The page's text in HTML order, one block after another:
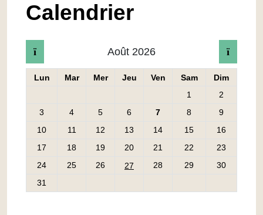
Calendrier
Cliquer pour afficher le mois précédent
Août 2026
LunLundiMarMardiMerMercredi
JeuJeudiVenVendredi
SamSamedi
Dim
1
2
3
4 5 6 7 8
9
10
11 12 13 14 15
16
17
18 19 20 21 22
23
24
25 26 27 28 29
30
31